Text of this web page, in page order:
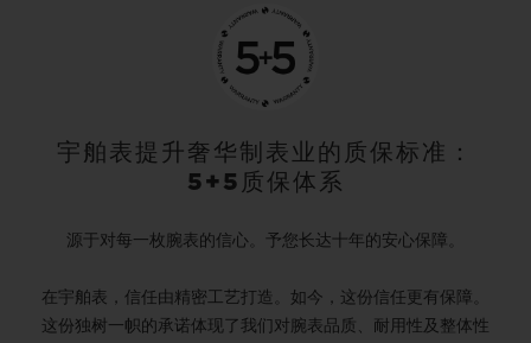
宇舶表提升奢华制表业的质保标准：
5+5质保体系
源于对每一枚腕表的信心。予您长达十年的安心保障。
在宇舶表，信任由精密工艺打造。如今，这份信任更有保障。
这份独树一帜的承诺体现了我们对腕表品质、耐用性及整体性